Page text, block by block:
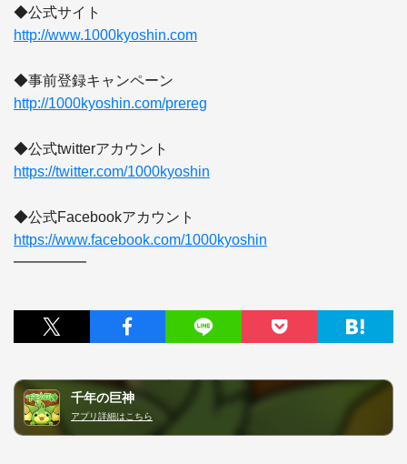
http://www.1000kyoshin.com
http://1000kyoshin.com/prereg
https://twitter.com/1000kyoshin
https://www.facebook.com/1000kyoshin
━━━━━
千年の巨神
アプリ詳細はこちら